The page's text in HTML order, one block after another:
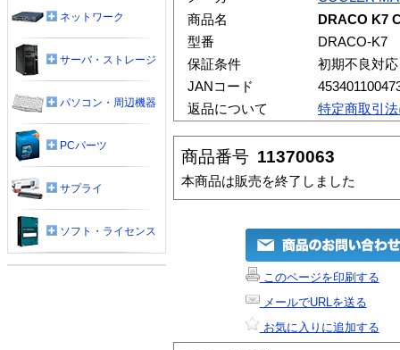
商品名
DRACO K7
型番
DRACO-K7
保証条件
初期不良対
JANコード
返品について
特定商取引
商品番号 11370063
本商品は販売を終了しました
このページを印刷する
メールでURLを送る
お気に入りに追加する
ネットワーク
サーバ・ストレージ
パソコン・周辺機器
PCパーツ
サプライ
ソフト・ライセンス